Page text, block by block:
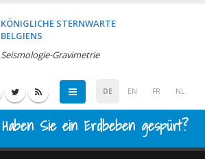
KÖNIGLICHE STERNWARTE
BELGIENS
Seismologie-Gravimetrie
DE EN FR NL
Haben Sie ein Erdbeben gespürt?